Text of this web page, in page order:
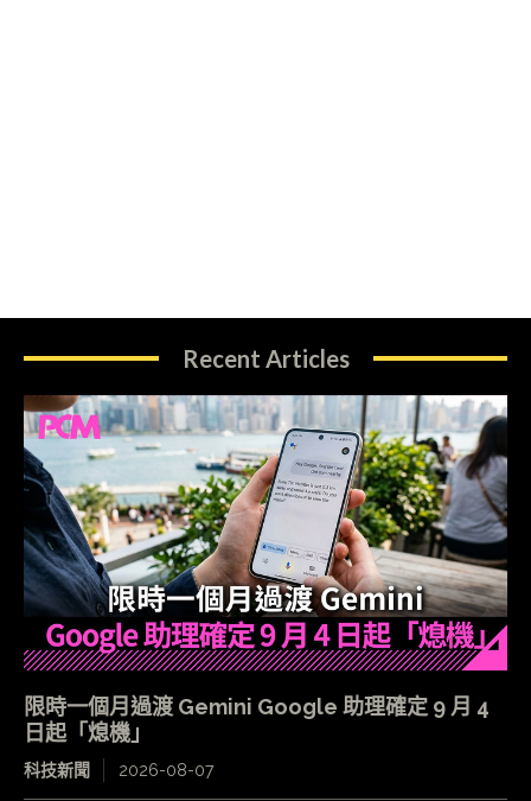
Recent Articles
限時一個月過渡 Gemini Google 助理確定 9 月 4
日起「熄機」
科技新聞 2026-08-07